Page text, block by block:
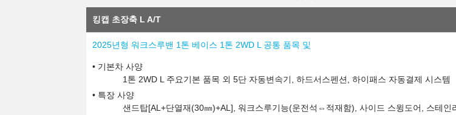
킹캡 초장축 L A/T
2025년형 워크스루밴 1톤 베이스 1톤 2WD L 공통 품목 및
기본차 사양
1톤 2WD L 주요기본 품목 외 5단 자동변속기, 하드서스펜션, 하이패스 자동결제 시스템
특장 사양
샌드탑[AL+단열재(30㎜)+AL], 워크스루기능(운전석⇔적재함), 사이드 스윙도어, 스테인